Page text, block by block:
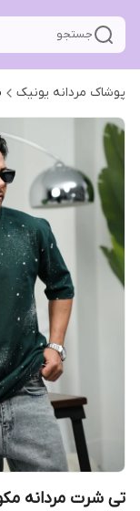
جستجو
پوشاک مردانه یونیک
تی شرت مردانه